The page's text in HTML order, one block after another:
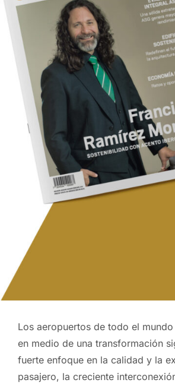
Los aeropuertos de todo el
en medio de una transformación
fuerte enfoque en la calidad y la
pasajero, la creciente